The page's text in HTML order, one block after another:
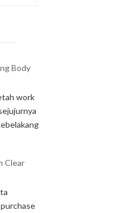
Body
work
Clear